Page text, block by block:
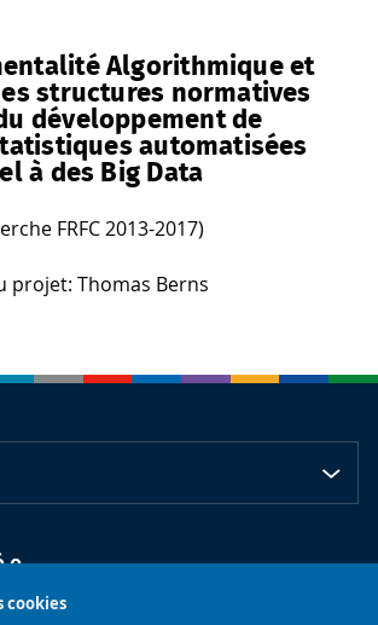
cookies
Algorithmique et
structures normatives
développement de
automatisées
à des Big Data
FRFC 2013-2017)
projet: Thomas Berns